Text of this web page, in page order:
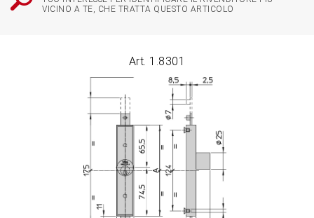
VICINO A TE, CHE TRATTA QUESTO ARTICOLO
Art. 1.8301